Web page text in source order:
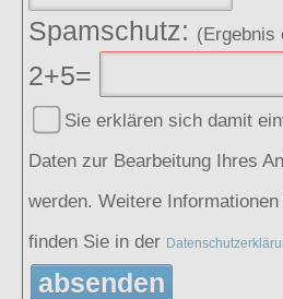
Spamschutz: (Ergebnis
2+5=
Sie erklären sich damit
Daten zur Bearbeitung Ihres
werden. Weitere
finden Sie in der
absenden